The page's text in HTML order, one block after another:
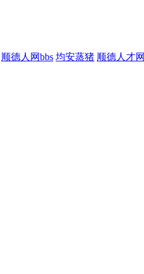
顺德人网bbs 均安蒸猪 顺德人才网